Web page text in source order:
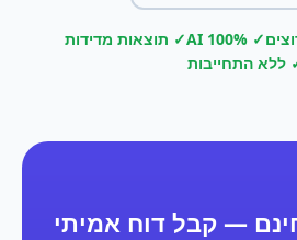
✓ 100% AI
✓ תוצאות מדידות
ללא התחייבות